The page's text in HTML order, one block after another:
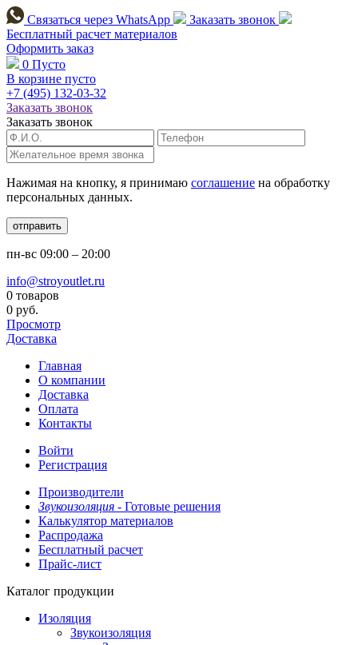
Связаться через WhatsApp
Заказать звонок
Бесплатный расчет материалов
Оформить заказ
0 Пусто
В корзине пусто
+7 (495) 132-03-32
Заказать звонок
Заказать звонок
Нажимая на кнопку, я принимаю соглашение на обработку
персональных данных.
отправить
пн-вс 09:00 – 20:00
info@stroyoutlet.ru
0 товаров
0 руб.
Просмотр
Доставка
Главная
О компании
Доставка
Оплата
Контакты
Войти
Регистрация
Производители
Звукоизоляция - Готовые решения
Калькулятор материалов
Распродажа
Бесплатный расчет
Прайс-лист
Каталог продукции
Изоляция
Звукоизоляция